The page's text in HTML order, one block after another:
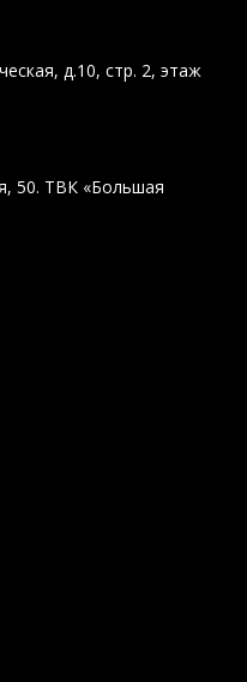
д.10, стр. 2, этаж
50. ТВК «Большая